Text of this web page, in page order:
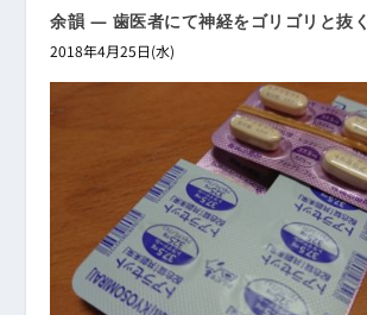
余韻 ― 歯医者にて神経をゴリゴリと抜く
2018年4月25日(水)